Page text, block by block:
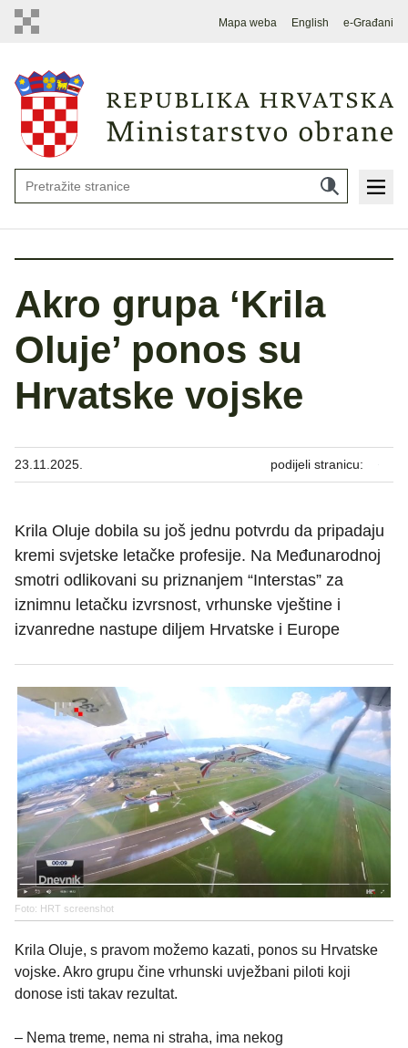
Mapa weba English e-Građani
Akro grupa ‘Krila
Oluje’ ponos su
Hrvatske vojske
23.11.2025. podijeli stranicu:
Krila Oluje dobila su još jednu potvrdu da pripadaju
kremi svjetske letačke profesije. Na Međunarodnoj
smotri odlikovani su priznanjem “Interstas” za
iznimnu letačku izvrsnost, vrhunske vještine i
izvanredne nastupe diljem Hrvatske i Europe
Foto: HRT screenshot
Krila Oluje, s pravom možemo kazati, ponos su Hrvatske
vojske. Akro grupu čine vrhunski uvježbani piloti koji
donose isti takav rezultat.
– Nema treme, nema ni straha, ima nekog